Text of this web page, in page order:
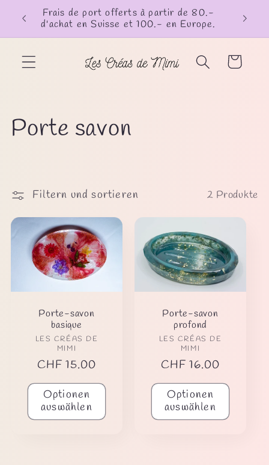
zum
Inhalt
Frais de port offerts à partir de 80.-
d'achat en Suisse et 100.- en Europe.
Warenkorb
K
t
e
g
Porte savon
Filtern und sortieren 2 Produkte
Porte-savon
basique
Anbieter:
LES CRÉAS DE
MIMI
Normaler
Preis
CHF 15.00
Optionen
auswählen
Porte-savon
profond
Anbieter:
LES CRÉAS DE
MIMI
Normaler
Preis
CHF 16.00
Optionen
auswählen